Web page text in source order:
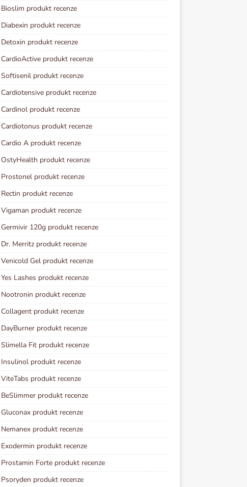
Bioslim produkt recenze
Diabexin produkt recenze
Detoxin produkt recenze
CardioActive produkt recenze
Softisenil produkt recenze
Cardiotensive produkt recenze
Cardinol produkt recenze
Cardiotonus produkt recenze
Cardio A produkt recenze
OstyHealth produkt recenze
Prostonel produkt recenze
Rectin produkt recenze
Vigaman produkt recenze
Germivir 120g produkt recenze
Dr. Merritz produkt recenze
Venicold Gel produkt recenze
Yes Lashes produkt recenze
Nootronin produkt recenze
Collagent produkt recenze
DayBurner produkt recenze
Slimella Fit produkt recenze
Insulinol produkt recenze
ViteTabs produkt recenze
BeSlimmer produkt recenze
Gluconax produkt recenze
Nemanex produkt recenze
Exodermin produkt recenze
Prostamin Forte produkt recenze
Psoryden produkt recenze